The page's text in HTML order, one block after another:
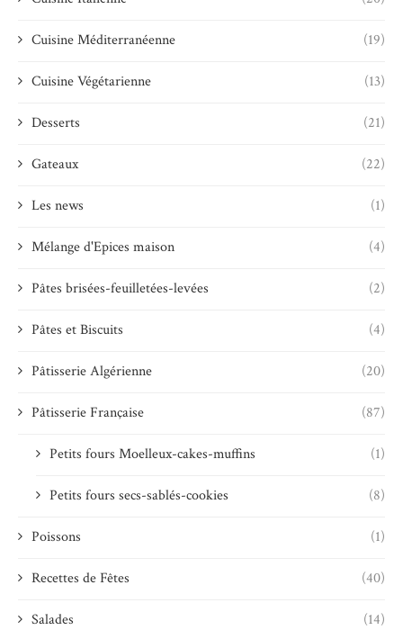
Cuisine Méditerranéenne (19)
Cuisine Végétarienne (13)
Desserts (21)
Gateaux (22)
Les news (1)
Mélange d'Epices maison (4)
Pâtes brisées-feuilletées-levées (2)
Pâtes et Biscuits (4)
Pâtisserie Algérienne (20)
Pâtisserie Française (87)
Petits fours Moelleux-cakes-muffins (1)
Petits fours secs-sablés-cookies (8)
Poissons (1)
Recettes de Fêtes (40)
Salades (14)